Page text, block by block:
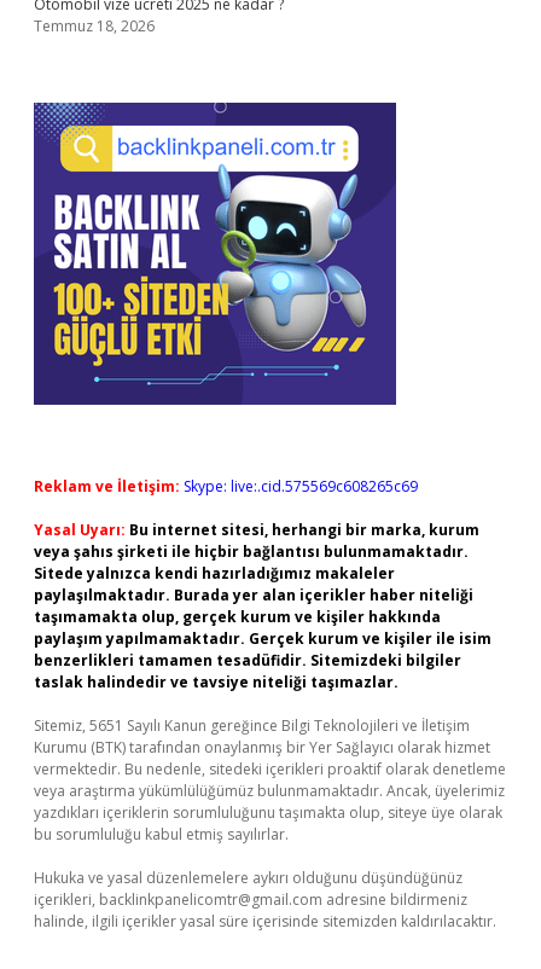
Otomobil vize ücreti 2025 ne kadar ?
Temmuz 18, 2026
Reklam ve İletişim: Skype: live:.cid.575569c608265c69
Yasal Uyarı: Bu internet sitesi, herhangi bir marka, kurum
veya şahıs şirketi ile hiçbir bağlantısı bulunmamaktadır.
Sitede yalnızca kendi hazırladığımız makaleler
paylaşılmaktadır. Burada yer alan içerikler haber niteliği
taşımamakta olup, gerçek kurum ve kişiler hakkında
paylaşım yapılmamaktadır. Gerçek kurum ve kişiler ile isim
benzerlikleri tamamen tesadüfidir. Sitemizdeki bilgiler
taslak halindedir ve tavsiye niteliği taşımazlar.
Sitemiz, 5651 Sayılı Kanun gereğince Bilgi Teknolojileri ve İletişim
Kurumu (BTK) tarafından onaylanmış bir Yer Sağlayıcı olarak hizmet
vermektedir. Bu nedenle, sitedeki içerikleri proaktif olarak denetleme
veya araştırma yükümlülüğümüz bulunmamaktadır. Ancak, üyelerimiz
yazdıkları içeriklerin sorumluluğunu taşımakta olup, siteye üye olarak
bu sorumluluğu kabul etmiş sayılırlar.
Hukuka ve yasal düzenlemelere aykırı olduğunu düşündüğünüz
içerikleri, backlinkpanelicomtr@gmail.com adresine bildirmeniz
halinde, ilgili içerikler yasal süre içerisinde sitemizden kaldırılacaktır.